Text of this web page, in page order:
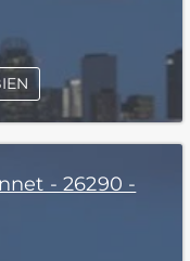
- 26290 -